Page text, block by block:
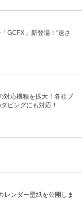
GCFX」新登場！“速さ
対応機種を拡大！各社ブ
ビングにも対応！
レンダー壁紙を公開しま